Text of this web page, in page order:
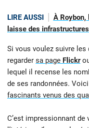
LIRE AUSSI
À Roybon,
laisse des
Si vous voulez suivre les
regarder sa page Flickr
lequel il recense les
de ses randonnées.
fascinants venus des
C’est impressionnant